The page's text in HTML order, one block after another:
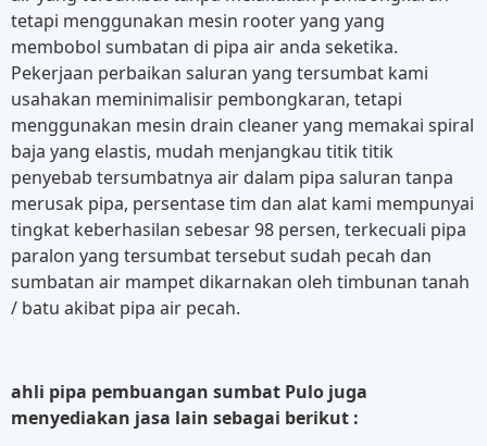
tetapi menggunakan mesin rooter yang yang
membobol sumbatan di pipa air anda seketika.
Pekerjaan perbaikan saluran yang tersumbat kami
usahakan meminimalisir pembongkaran, tetapi
menggunakan mesin drain cleaner yang memakai spiral
baja yang elastis, mudah menjangkau titik titik
penyebab tersumbatnya air dalam pipa saluran tanpa
merusak pipa, persentase tim dan alat kami mempunyai
tingkat keberhasilan sebesar 98 persen, terkecuali pipa
paralon yang tersumbat tersebut sudah pecah dan
sumbatan air mampet dikarnakan oleh timbunan tanah
/ batu akibat pipa air pecah.
ahli pipa pembuangan sumbat Pulo juga
menyediakan jasa lain sebagai berikut :